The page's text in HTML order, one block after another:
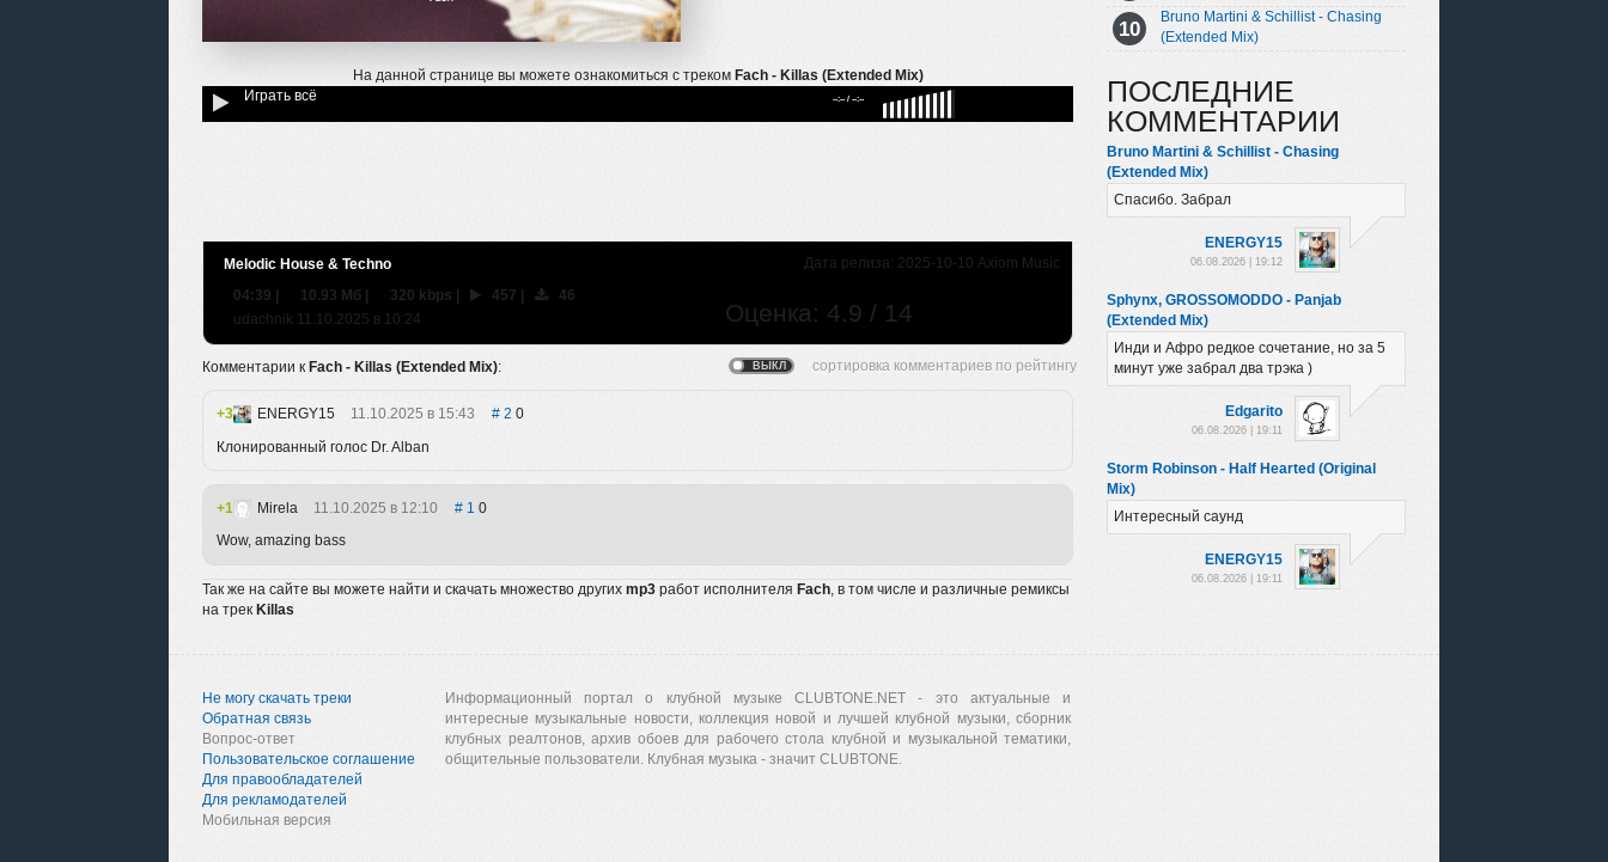
На данной странице вы можете ознакомиться с треком Fach - Killas (Extended Mix)
Играть всё
--:-- / --:--
Дата релиза: 2025-10-10 Axiom Music
Melodic House & Techno
Оценка: 4.9 / 14
04:39 | 10.93 Мб | 320 kbps | 457 |
46
udachnik 11.10.2025 в 10:24
Комментарии к Fach - Killas (Extended Mix):
3 ENERGY15 11.10.2025 в 15:43 2 0
Клонированный голос Dr. Alban
1 Mirela 11.10.2025 в 12:10 1 0
Wow, amazing bass
Так же на сайте вы можете найти и скачать множество других mp3 работ исполнителя Fach , в том числе и различные ремиксы
на трек Killas
Bruno Martini & Schillist - Chasing
(Extended Mix)
ПОСЛЕДНИЕ
КОММЕНТАРИИ
Bruno Martini & Schillist - Chasing
(Extended Mix)
Спасибо. Забрал
ENERGY15
06.08.2026 | 19:12
Sphynx, GROSSOMODDO - Panjab
(Extended Mix)
Инди и Афро редкое сочетание, но за 5
минут уже забрал два трэка )
Edgarito
06.08.2026 | 19:11
Storm Robinson - Half Hearted (Original
Mix)
Интересный саунд
ENERGY15
06.08.2026 | 19:11
Не могу скачать треки
Обратная связь
Вопрос-ответ
Пользовательское соглашение
Для правообладателей
Для рекламодателей
Мобильная версия
Информационный портал о клубной музыке CLUBTONE.NET - это актуальные и
интересные музыкальные новости, коллекция новой и лучшей клубной музыки, сборник
клубных реалтонов, архив обоев для рабочего стола клубной и музыкальной тематики,
общительные пользователи. Клубная музыка - значит CLUBTONE.